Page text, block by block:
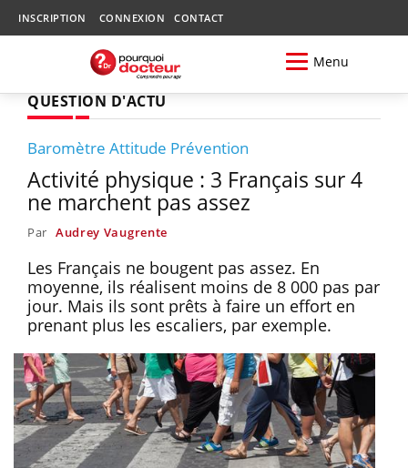
INSCRIPTION CONNEXION CONTACT
Menu
QUESTION D'ACTU
Baromètre Attitude Prévention
Activité physique : 3 Français sur 4
ne marchent pas assez
Par Audrey Vaugrente
Les Français ne bougent pas assez. En
moyenne, ils réalisent moins de 8 000 pas par
jour. Mais ils sont prêts à faire un effort en
prenant plus les escaliers, par exemple.